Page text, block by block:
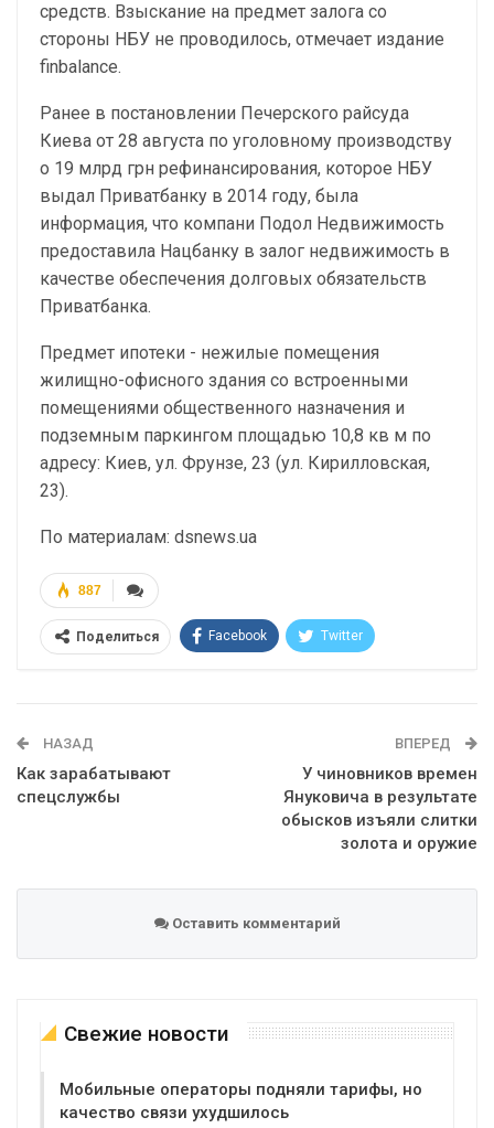
средств. Взыскание на предмет залога со
стороны НБУ не проводилось, отмечает издание
finbalance.
Ранее в постановлении Печерского райсуда
Киева от 28 августа по уголовному производству
о 19 млрд грн рефинансирования, которое НБУ
выдал Приватбанку в 2014 году, была
информация, что компани Подол Недвижимость
предоставила Нацбанку в залог недвижимость в
качестве обеспечения долговых обязательств
Приватбанка.
Предмет ипотеки - нежилые помещения
жилищно-офисного здания со встроенными
помещениями общественного назначения и
подземным паркингом площадью 10,8 кв м по
адресу: Киев, ул. Фрунзе, 23 (ул. Кирилловская,
23).
По материалам: dsnews.ua
887
Поделиться Facebook Twitter
НАЗАД
Как зарабатывают
спецслужбы
ВПЕРЕД
У чиновников времен
Януковича в результате
обысков изъяли слитки
золота и оружие
Оставить комментарий
Свежие новости
Мобильные операторы подняли тарифы, но
качество связи ухудшилось